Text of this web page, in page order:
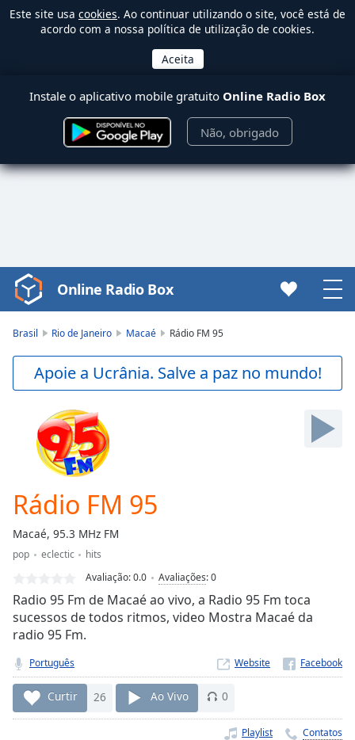
Este site usa cookies. Ao continuar utilizando o site, você está de
acordo com a nossa política de utilização de cookies.
Instale o aplicativo mobile gratuito Online Radio Box
Não, obrigado
Video
Player
Backward
Forward
Current
Time0:00
Duration
Loaded:
Stream
TypeLIVE
Seek to
currently
behind
liveLIVE
Remaining
Time-
Online Radio Box
Brasil Rio de Janeiro Macaé Rádio FM 95
Apoie a Ucrânia. Salve a paz no mundo!
Rádio FM 95
Macaé, 95.3 MHz FM
pop eclectic
hits
Avaliação:0.0 Avaliações:0
Radio 95 Fm de Macaé ao vivo, a Radio 95 Fm toca
sucessos de todos ritmos, video Mostra Macaé da
radio 95 Fm.
Português Website
Curtir 26 Ao Vivo 0
Playlist Contatos